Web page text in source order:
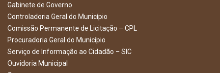
Gabinete de Governo
Controladoria Geral do Município
Comissão Permanente de Licitação – CPL
Procuradoria Geral do Município
Serviço de Informação ao Cidadão – SIC
Ouvidoria Municipal